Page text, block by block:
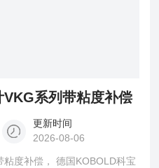
系列带粘度补偿
更新时间
2026-08-06
度补偿， 德国KOBOLD科宝